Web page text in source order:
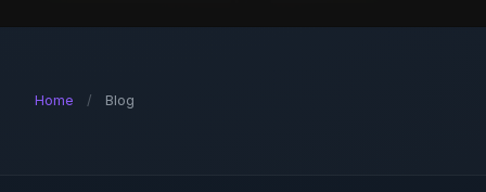
Home / Blog